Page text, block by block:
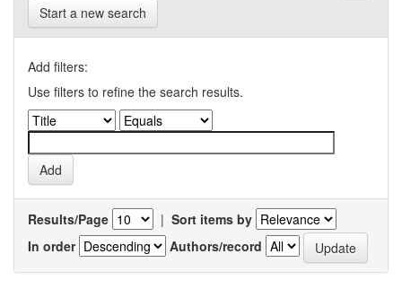
Start a new search
Add filters:
Use filters to refine the search results.
Results/Page | Sort items by
In order
Authors/record